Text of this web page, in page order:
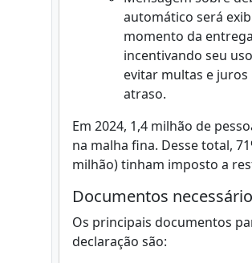
automático será
momento da
incentivando seu
evitar multas e
atraso.
Em 2024, 1,4 milhão de
na malha fina. Desse total,
milhão) tinham imposto a
Documentos
Os principais documentos
declaração são: